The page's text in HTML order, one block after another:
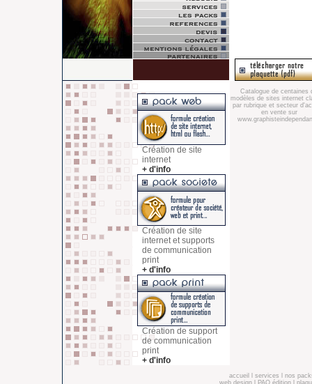
Création de site
internet
+ d'info
Création de site
internet et supports
de communication
print
+ d'info
Création de support
de communication
print
+ d'info
Catalogue de centaines
modèles de sites internet
par rubrique et secteur
en vente sur
accueil services
nos
web design
PAO édition